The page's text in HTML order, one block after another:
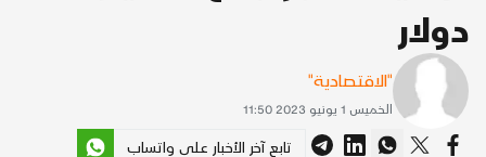
دولار
"الاقتصادية"
الخميس 1 يونيو 2023 11:50
تابع آخر الأخبار على واتساب